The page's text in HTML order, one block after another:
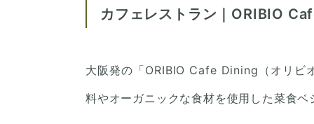
カフェレストラン｜ORIBIO
大阪発の「ORIBIO Cafe Dining（オリビ
料やオーガニックな食材を使用した菜食ベ